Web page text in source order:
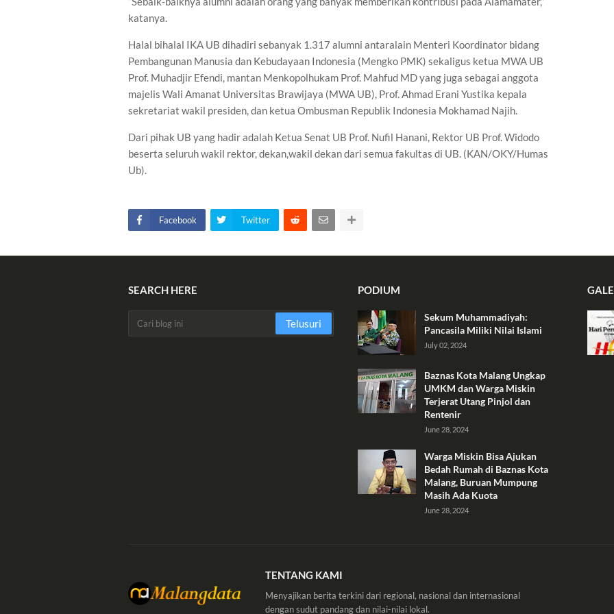
katanya.
Halal bihalal IKA UB dihadiri sebanyak 1.317 alumni antaralain Menteri Koordinator bidang
Pembangunan Manusia dan Kebudayaan Indonesia (Mengko PMK) sekaligus ketua MWA UB
Prof. Muhadjir Efendi, mantan Menkopolhukam Prof. Mahfud MD yang juga sebagai anggota
majelis Wali Amanat Universitas Brawijaya (MWA UB), Prof. Ahmad Erani Yustika kepala
sekretariat wakil presiden, dan ketua Ombusman Republik Indonesia Mokhamad Najih.
Dari pihak UB yang hadir adalah Ketua Senat UB Prof. Nufil Hanani, Rektor UB Prof. Widodo
beserta seluruh wakil rektor, dekan,wakil dekan dari semua fakultas di UB. (KAN/OKY/Humas
Ub).
Facebook Twitter
SEARCH HERE PODIUM
Sekum Muhammadiyah:
Pancasila Miliki Nilai Islami
July 02, 2024
Baznas Kota Malang Ungkap
UMKM dan Warga Miskin
Terjerat Utang Pinjol dan
Rentenir
June 28, 2024
Warga Miskin Bisa Ajukan
Bedah Rumah di Baznas Kota
Malang, Buruan Mumpung
Masih Ada Kuota
June 28, 2024
TENTANG KAMI
Menyajikan berita terkini dari regional, nasional dan internasional
dengan sudut pandang dan nilai-nilai lokal.